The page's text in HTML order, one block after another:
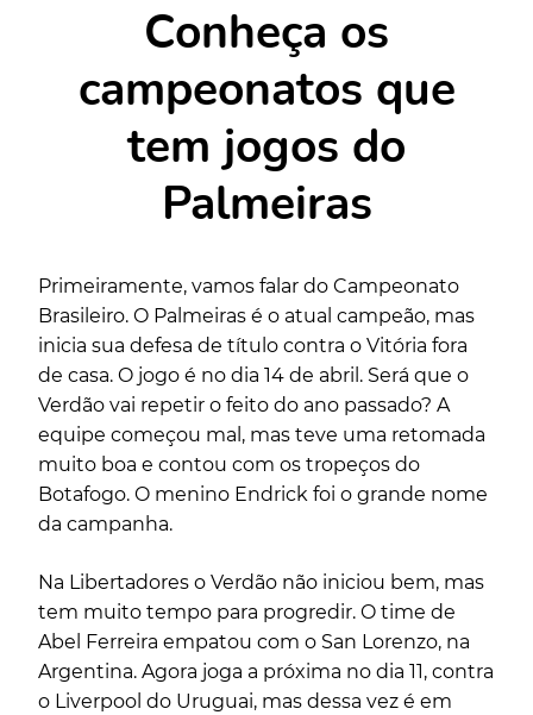
Conheça os
campeonatos que
tem jogos do
Palmeiras
Primeiramente, vamos falar do Campeonato
Brasileiro. O Palmeiras é o atual campeão, mas
inicia sua defesa de título contra o Vitória fora
de casa. O jogo é no dia 14 de abril. Será que o
Verdão vai repetir o feito do ano passado? A
equipe começou mal, mas teve uma retomada
muito boa e contou com os tropeços do
Botafogo. O menino Endrick foi o grande nome
da campanha.
Na Libertadores o Verdão não iniciou bem, mas
tem muito tempo para progredir. O time de
Abel Ferreira empatou com o San Lorenzo, na
Argentina. Agora joga a próxima no dia 11, contra
o Liverpool do Uruguai, mas dessa vez é em